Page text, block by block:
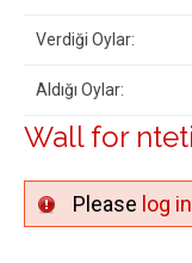
Verdiği Oylar:
Aldığı Oylar:
Wall for
Please log in